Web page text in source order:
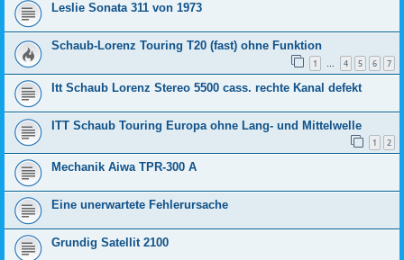
Leslie Sonata 311 von 1973
Schaub-Lorenz Touring T20 (fast) ohne Funktion
1 … 4 5 6 7
Itt Schaub Lorenz Stereo 5500 cass. rechte Kanal defekt
ITT Schaub Touring Europa ohne Lang- und Mittelwelle
1 2
Mechanik Aiwa TPR-300 A
Eine unerwartete Fehlerursache
Grundig Satellit 2100